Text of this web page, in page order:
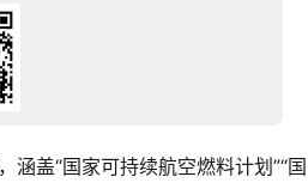
涵盖“国家可持续航空燃料计划”“国